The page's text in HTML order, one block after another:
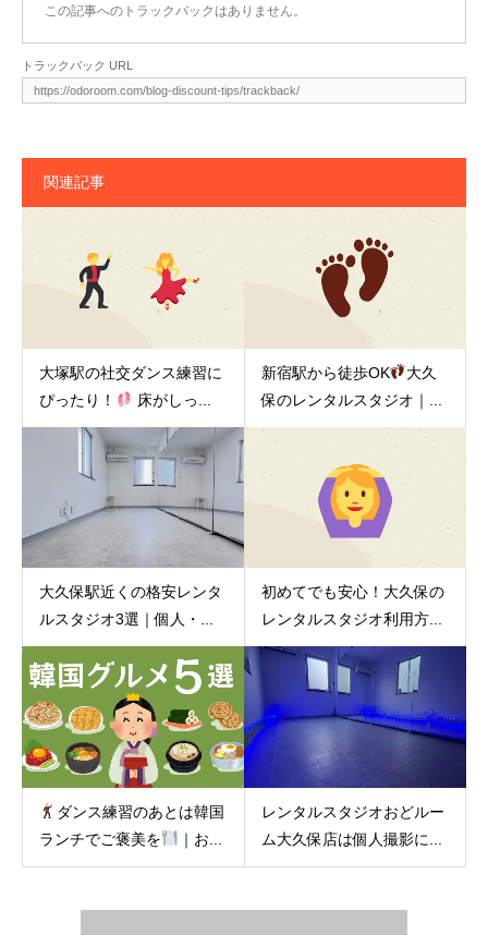
この記事へのトラックバックはありません。
トラックバック URL
関連記事
大塚駅の社交ダンス練習に
ぴったり！
床がしっ...
新宿駅から徒歩OK
大久
保のレンタルスタジオ｜...
大久保駅近くの格安レンタ
ルスタジオ3選｜個人・...
初めてでも安心！大久保の
レンタルスタジオ利用方...
ダンス練習のあとは韓国
ランチでご褒美を
｜お...
レンタルスタジオおどルー
ム大久保店は個人撮影に...